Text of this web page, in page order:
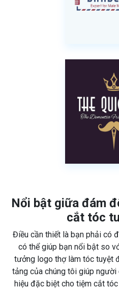
Nổi bật giữa đám
cắt tóc
Điều cần thiết là bạn phải có
có thể giúp bạn nổi bật so
tưởng logo thợ làm tóc tuyệt
tảng của chúng tôi giúp
hiệu đặc biệt cho tiệm cắt